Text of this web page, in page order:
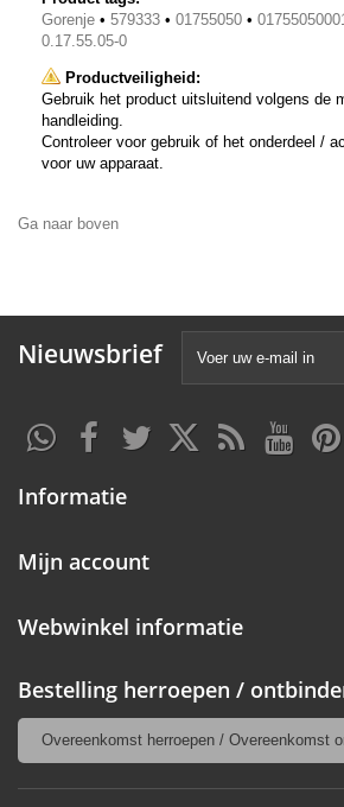
Gorenje • 579333 • 01755050 • 01755050001
0.17.55.05-0
Productveiligheid:
Gebruik het product uitsluitend volgens de
handleiding.
Controleer voor gebruik of het onderdeel /
voor uw apparaat.
Ga naar boven
Nieuwsbrief
Informatie
Mijn account
Webwinkel informatie
Bestelling herroepen /
Overeenkomst herroepen / Overeenkomst